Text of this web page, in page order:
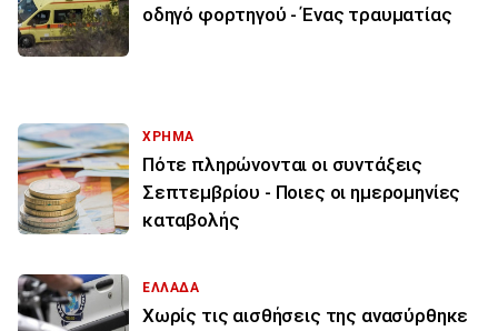
οδηγό φορτηγού - Ένας τραυματίας
ΧΡΗΜΑ
Πότε πληρώνονται οι συντάξεις
Σεπτεμβρίου - Ποιες οι ημερομηνίες
καταβολής
ΕΛΛΑΔΑ
Χωρίς τις αισθήσεις της ανασύρθηκε